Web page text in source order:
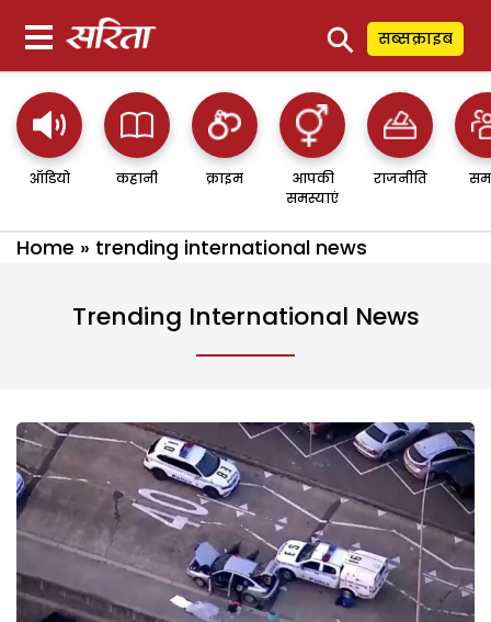
⚲ सब्सक्राइब
ऑडियो कहानी क्राइम
आपकी
समस्याएं
राजनीति
Home » trending international news
Trending International News